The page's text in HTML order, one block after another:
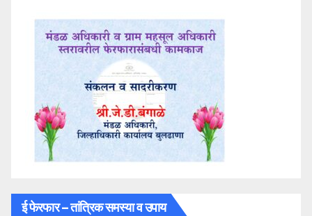
ई फेरफार – तांत्रिक समस्या व उपाय